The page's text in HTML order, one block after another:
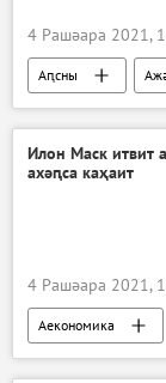
4 Рашәара 2021,
Аԥсны
Илон Маск итвит
ахәԥса каҳаит
4 Рашәара 2021,
Аекономика